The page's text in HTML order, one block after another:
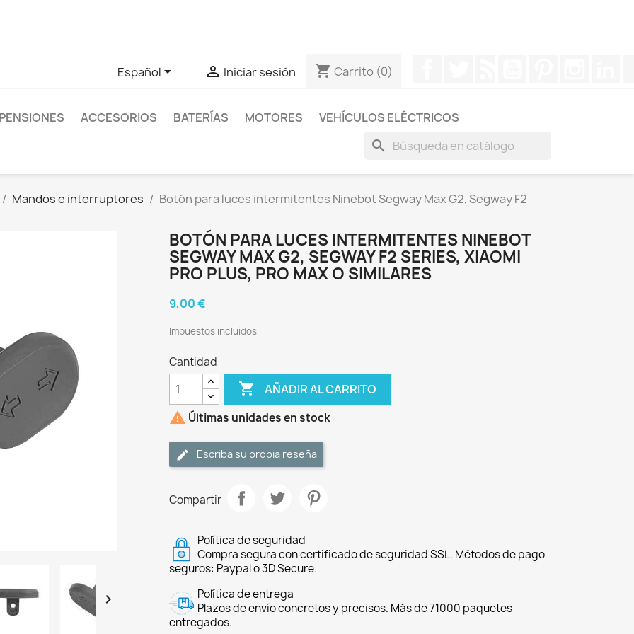
Español  Iniciar sesión shopping_cart Carrito (0)
ACCESORIOS BATERÍAS MOTORES VEHÍCULOS ELÉCTRICOS
search
Mandos e interruptores Botón para luces intermitentes Ninebot Segway Max G2, Segway F2

BOTÓN PARA LUCES INTERMITENTES NINEBOT
SEGWAY MAX G2, SEGWAY F2 SERIES, XIAOMI
PRO PLUS, PRO MAX O SIMILARES
9,00 €
Impuestos incluidos
Cantidad
 AÑADIR AL CARRITO
 Últimas unidades en stock
Escriba su propia reseña
Compartir
Política de seguridad
Compra segura con certificado de seguridad SSL. Métodos de pago
seguros: Paypal o 3D Secure.
Política de entrega
Plazos de envío concretos y precisos. Más de 71000 paquetes
entregados.